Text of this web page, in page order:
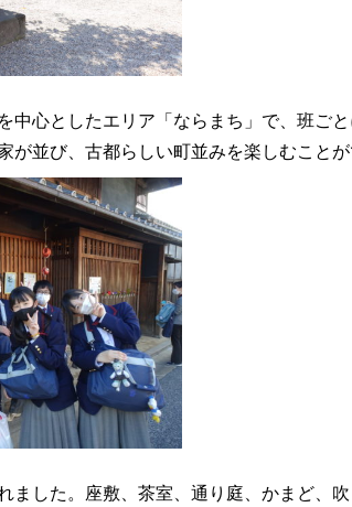
中心としたエリア「ならまち」で、班ご
が並び、古都らしい町並みを楽しむこ
ました。座敷、茶室、通り庭、かまど、